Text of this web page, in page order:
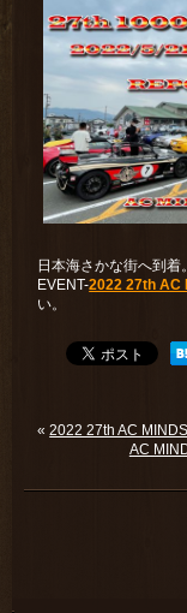
日本海さかな街へ到着
EVENT-2022 27th AC
い。
«2022 27th AC
AC